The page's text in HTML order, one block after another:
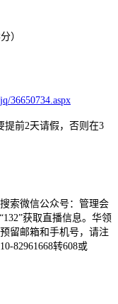
）
36650734.aspx
提前2天请假，否则在3
索微信公众号：管理会
获取直播信息。华领
留邮箱和手机号，请注
82961668转608或